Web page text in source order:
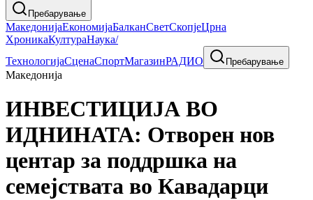
Пребарување
МакедонијаЕкономијаБалканСветСкопјеЦрна
ХроникаКултураНаука/
ТехнологијаСценаСпортМагазинРАДИО Пребарување
Македонија
ИНВЕСТИЦИЈА ВО
ИДНИНАТА: Отворен нов
центар за поддршка на
семејствата во Кавадарци